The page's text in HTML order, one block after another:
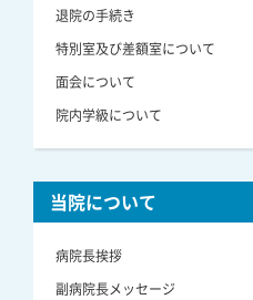
退院の手続き
特別室及び差額室について
面会について
院内学級について
当院について
病院長挨拶
副病院長メッセージ